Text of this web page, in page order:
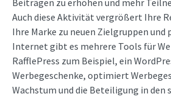
Auch diese Aktivität vergrößert Ihre
Ihre Marke zu neuen Zielgruppen
Internet gibt es mehrere Tools für
RafflePress zum Beispiel, ein
Werbegeschenke, optimiert
Wachstum und die Beteiligung in den